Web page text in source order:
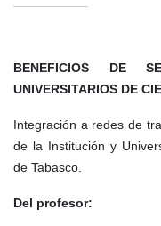
BENEFICIOS DE
UNIVERSITARIOS DE
Integración a redes de
de la Institución y
de Tabasco.
Del profesor: